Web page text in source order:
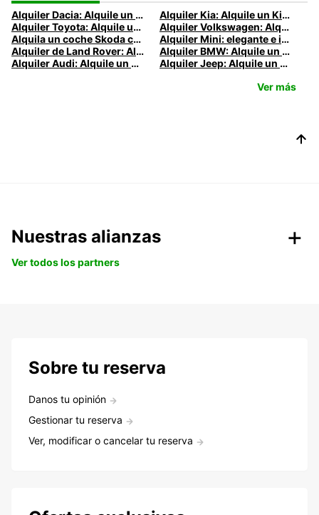
Alquiler Dacia: Alquile un Dacia con Europcar
Alquiler Kia: Alquile un Kia con Europcar
Alquiler Toyota: Alquile un Toyota con Europcar
Alquiler Volkswagen: Alquile un VW con Europcar
Alquila un coche Skoda con Europcar
Alquiler Mini: elegante e icónico
Alquiler de Land Rover: Alquila un Land Rover con Europcar
Alquiler BMW: Alquile un BMW con Europcar
Alquiler Audi: Alquile un Audi con Europcar
Alquiler Jeep: Alquile un Jeep con Europcar
Ver más
Nuestras alianzas
Ver todos los partners
Sobre tu reserva
Danos tu opinión
Gestionar tu reserva
Ver, modificar o cancelar tu reserva